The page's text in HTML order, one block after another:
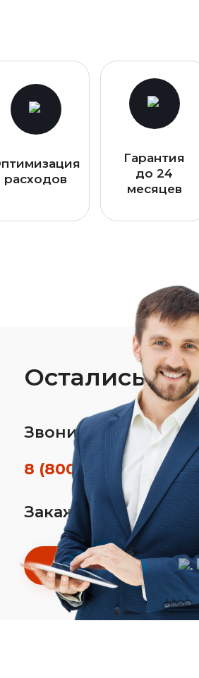
расходов
Гарантия
до 24
месяцев
Остались
Звоните по
8 (800) 350-01-26
Закажите
Заказать звонок